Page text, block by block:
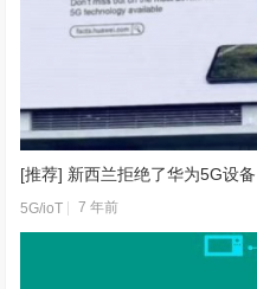
[推荐] 新西兰拒绝了华为5G设
5G/ioT 7 年前